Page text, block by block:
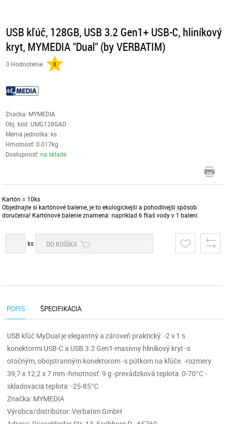
USB kľúč, 128GB, USB 3.2 Gen1+ USB-C, hliníkový
kryt, MYMEDIA "Dual" (by VERBATIM)
0 Hodnotenie 0
Značka: MYMEDIA
Obj. kód:UMG128GAD
Merná jednotka: ks
Hmotnosť: 0.017kg
Dostupnosť:na sklade
Kartón = 10ks
Objednajte si kartónové balenie, je to ekologickejší a pohodlnejší spôsob
doručenia! Kartónové balenie znamená: napríklad 6 fliaš vody v 1 balení.
ks DO KOŠÍKA
POPIS ŠPECIFIKÁCIA
USB kľúč MyDual je elegantný a zároveň praktický. -2 v 1 s
konektormi USB-C a USB 3.2 Gen1-masívny hliníkový kryt -s
otočným, obojstranným konektorom -s pútkom na kľúče -rozmery:
39,7 x 12,2 x 7 mm -hmotnosť: 9 g -prevádzková teplota: 0-70°C -
skladovacia teplota: -25-85°C
Značka: MYMEDIA
Výrobca/distribútor: Verbatim GmbH